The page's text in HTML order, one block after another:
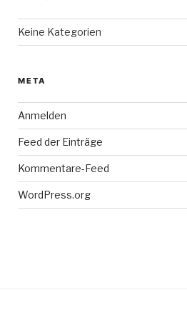
Keine Kategorien
META
Anmelden
Feed der Einträge
Kommentare-Feed
WordPress.org